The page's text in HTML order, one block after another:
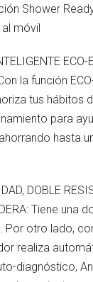
Shower
móvil
ECO-
la función
tus hábitos
para
hasta
DOBLE
Tiene una
Por otro lado,
realiza
diagnóstico,